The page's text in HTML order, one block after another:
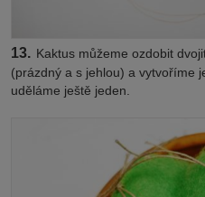
13. Kaktus můžeme ozdobit
(prázdný a s jehlou) a vytvoříme
uděláme ještě jeden.